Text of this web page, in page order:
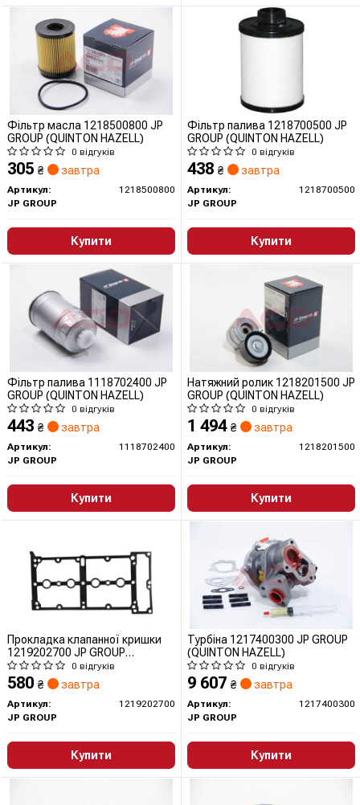
Фільтр масла 1218500800 JP
GROUP (QUINTON HAZELL)
0 відгуків
305 ₴ завтра
Артикул:
1218500800
JP GROUP
Купити
Фільтр палива 1218700500 JP
GROUP (QUINTON HAZELL)
0 відгуків
438 ₴ завтра
Артикул:
1218700500
JP GROUP
Купити
Фільтр палива 1118702400 JP
GROUP (QUINTON HAZELL)
0 відгуків
443 ₴ завтра
Артикул:
1118702400
JP GROUP
Купити
Натяжний ролик 1218201500 JP
GROUP (QUINTON HAZELL)
0 відгуків
1 494 ₴ завтра
Артикул:
1218201500
JP GROUP
Купити
Прокладка клапанної кришки
1219202700 JP GROUP
(QUINTON HAZELL)
0 відгуків
580 ₴ завтра
Артикул:
1219202700
JP GROUP
Купити
Турбіна 1217400300 JP GROUP
(QUINTON HAZELL)
0 відгуків
9 607 ₴ завтра
Артикул:
1217400300
JP GROUP
Купити